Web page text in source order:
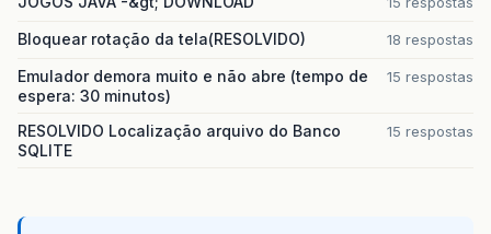
Bloquear rotação da tela(RESOLVIDO) 18 respostas
Emulador demora muito e não abre (tempo de
espera: 30 minutos)
15 respostas
RESOLVIDO Localização arquivo do Banco
SQLITE
15 respostas